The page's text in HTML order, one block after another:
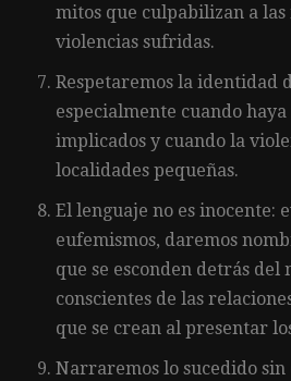
mitos que culpabilizan a las
violencias sufridas.
Respetaremos la identidad
especialmente cuando
implicados y cuando la
localidades pequeñas.
El lenguaje no es inocente:
eufemismos, daremos
que se esconden detrás del
conscientes de las
que se crean al presentar
Narraremos lo sucedido